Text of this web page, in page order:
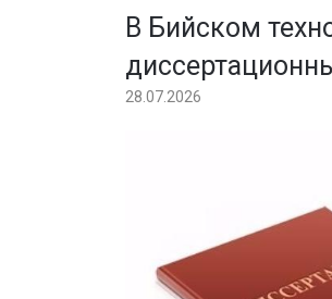
В Бийском
28.07.2026